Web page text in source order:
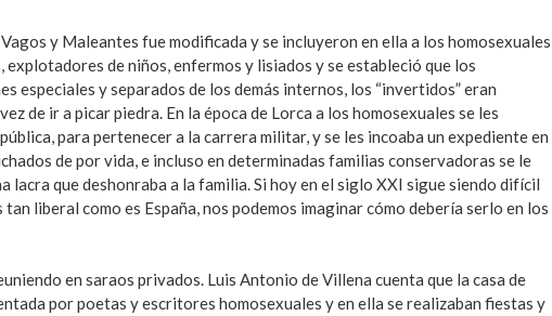
y Maleantes fue modificada y se incluyeron en ella a los homosexuales
de niños, enfermos y lisiados y se estableció que los
especiales y separados de los demás internos, los “invertidos” eran
de ir a picar piedra. En la época de Lorca a los homosexuales se les
para pertenecer a la carrera militar, y se les incoaba un expediente en
de por vida, e incluso en determinadas familias conservadoras se le
lacra que deshonraba a la familia. Si hoy en el siglo XXI sigue siendo difícil
liberal como es España, nos podemos imaginar cómo debería serlo en los
en saraos privados. Luis Antonio de Villena cuenta que la casa de
por poetas y escritores homosexuales y en ella se realizaban fiestas y